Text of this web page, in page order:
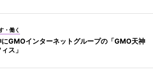
・働く
にGMOインターネットグループの「GMO天神
ス」